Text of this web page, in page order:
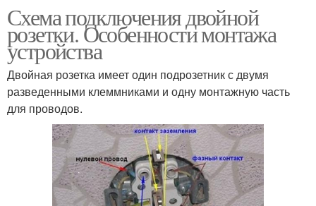
Схема подключения двойной
розетки. Особенности монтажа
устройства
Двойная розетка имеет один подрозетник с двумя
разведенными клеммниками и одну монтажную часть
для проводов.